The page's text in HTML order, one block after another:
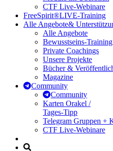
CTF Live-Webinare
FreeSpirit®LIVE-Training
Alle Angebote&
Alle Angebote
Bewusstseins-Training
Private Coachings
Unsere Projekte
Bücher &
Magazine
Community
Community
Karten Orakel /
Tages-Tipp
Telegram Gruppen +
CTF Live-Webinare